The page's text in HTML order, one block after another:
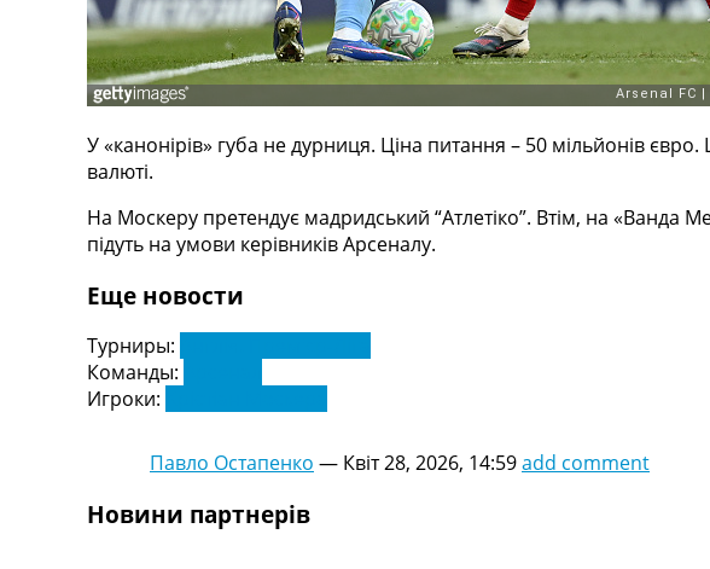
Рейтинг країн УЄФА
Рейтинг клубів УЄФА
Рейтинг ФІФА
Телепрограма
RU
UA
Categories
Новини футболу
Логін
Рейтінги
Правила
Колективний прогноз
У «канонірів» губа не дурниця. Ціна питання – 50 мільйонів
валюті.
На Москеру претендує мадридський “Атлетіко”. Втім, на
підуть на умови керівників Арсеналу.
Еще новости
Турниры:
Команды:
Игроки:
Павло Остапенко — Квіт 28, 2026, 14:59add comment
Новини партнерів